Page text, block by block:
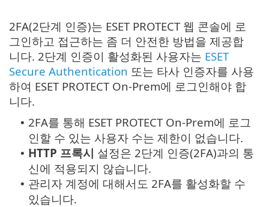
2FA(2단계 인증)는 ESET PROTECT 웹 콘솔에 로
그인하고 접근하는 좀 더 안전한 방법을 제공합
니다. 2단계 인증이 활성화된 사용자는 ESET
Secure Authentication 또는 타사 인증자를 사용
하여 ESET PROTECT On-Prem에 로그인해야 합
니다.
• 2FA를 통해 ESET PROTECT On-Prem에 로그
인할 수 있는 사용자 수는 제한이 없습니다.
• HTTP 프록시 설정은 2단계 인증(2FA)과의 통
신에 적용되지 않습니다.
• 관리자 계정에 대해서도 2FA를 활성화할 수
있습니다.